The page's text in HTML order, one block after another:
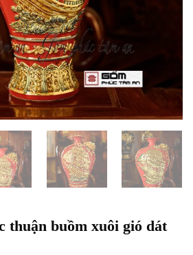
thuận buồm xuôi gió dát